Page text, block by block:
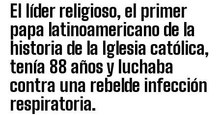
El líder religioso, el primer
papa latinoamericano de la
historia de la Iglesia católica,
tenía 88 años y luchaba
contra una rebelde infección
respiratoria.